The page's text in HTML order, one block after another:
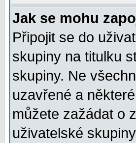
Jak se mohu
Připojit se do
skupiny na titulku
skupiny. Ne
uzavřené a
můžete zažádat o
uživatelské